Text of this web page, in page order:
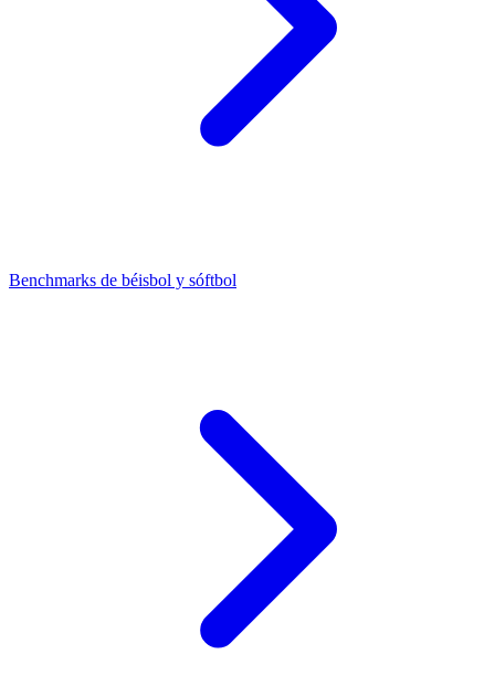
Benchmarks de béisbol y sóftbol